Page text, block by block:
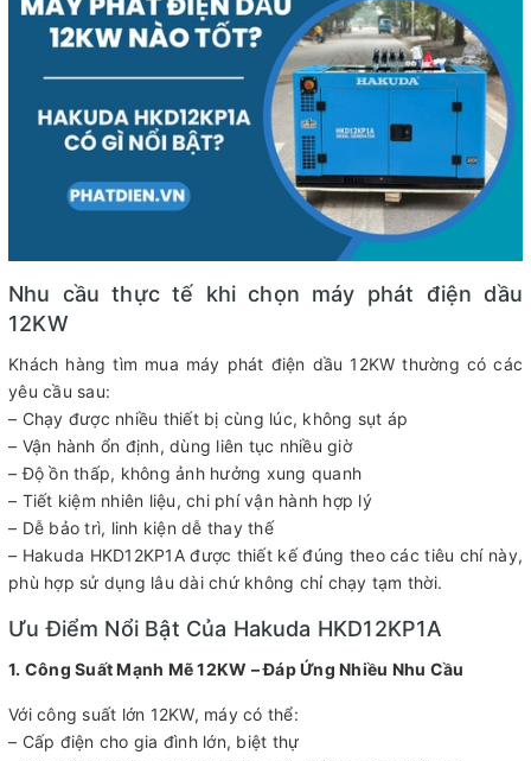
Nhu cầu thực tế khi chọn máy phát điện dầu
12KW
Khách hàng tìm mua máy phát điện dầu 12KW thường có các
yêu cầu sau:
– Chạy được nhiều thiết bị cùng lúc, không sụt áp
– Vận hành ổn định, dùng liên tục nhiều giờ
– Độ ồn thấp, không ảnh hưởng xung quanh
– Tiết kiệm nhiên liệu, chi phí vận hành hợp lý
– Dễ bảo trì, linh kiện dễ thay thế
– Hakuda HKD12KP1A được thiết kế đúng theo các tiêu chí này,
phù hợp sử dụng lâu dài chứ không chỉ chạy tạm thời.
Ưu Điểm Nổi Bật Của Hakuda HKD12KP1A
1. Công Suất Mạnh Mẽ 12KW – Đáp Ứng Nhiều Nhu Cầu
Với công suất lớn 12KW, máy có thể:
– Cấp điện cho gia đình lớn, biệt thự